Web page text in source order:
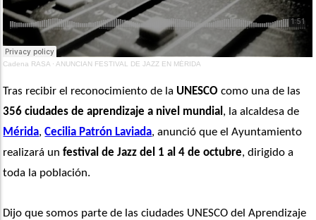
Cadena RASA · ANUNCIAN FESTIVAL DE JAZZ EN MÉRIDA
Tras recibir el reconocimiento de la UNESCO
356 ciudades de aprendizaje a nivel mundial
Mérida, Cecilia Patrón Laviada, anunció que el Ayuntamiento
realizará un festival de Jazz del 1 al 4 de octubre, dirigido a
toda la población.
Dijo que somos parte de las ciudades UNESCO del Aprendizaje